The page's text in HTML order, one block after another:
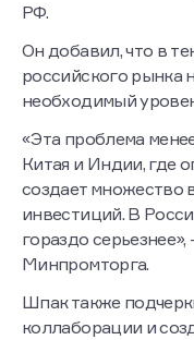
РФ.
Он добавил, что в
российского рынка
необходимый
«Эта проблема
Китая и Индии, где
создает множество
инвестиций. В
гораздо
Минпромторга.
Шпак также
коллаборации и